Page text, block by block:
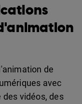
de
avec
vidéos, des